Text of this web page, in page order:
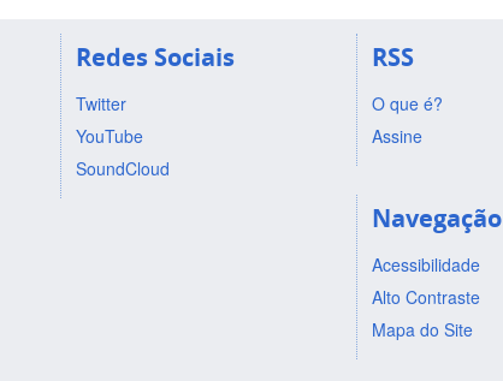
Redes Sociais
Twitter
YouTube
SoundCloud
RSS
O que é?
Assine
Navegação
Acessibilidade
Alto Contraste
Mapa do Site